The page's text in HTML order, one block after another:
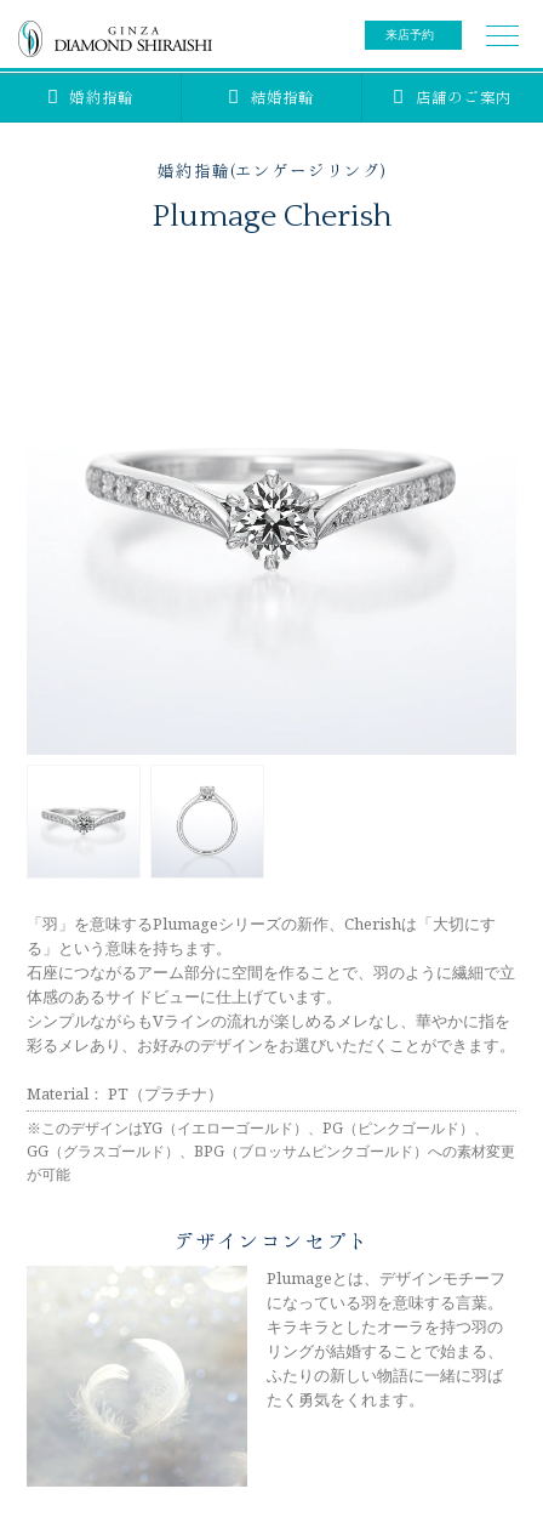
来店予約
婚約指輪 結婚指輪 店舗のご案内
0078-6000-5222
カタログ請求 来店予約
セットリング
ティアラ
ベビージュエリー
セットリングコレクション
ブライダルリングへの想い
パーフェクトフィットカウンセリング
プロフェッショナルズ
メモリアルアルバム
シークレットストーン
レーザー刻印サービス
ナノジュエリーコート
永久保証サービス
セミ・フルオーダー
よくあるご質問
リングコラム
婚約指輪(エンゲージリング)
Plumage Cherish
「羽」を意味するPlumageシリーズの新作、Cherishは「大切にす
る」という意味を持ちます。
石座につながるアーム部分に空間を作ることで、羽のように繊細で立
体感のあるサイドビューに仕上げています。
シンプルながらもVラインの流れが楽しめるメレなし、華やかに指を
彩るメレあり、お好みのデザインをお選びいただくことができます。
Material： PT（プラチナ）
※このデザインはYG（イエローゴールド）、PG（ピンクゴールド）、
GG（グラスゴールド）、BPG（ブロッサムピンクゴールド）への素材変更
が可能
デザインコンセプト
Plumageとは、デザインモチーフ
になっている羽を意味する言葉。
キラキラとしたオーラを持つ羽の
リングが結婚することで始まる、
ふたりの新しい物語に一緒に羽ば
たく勇気をくれます。